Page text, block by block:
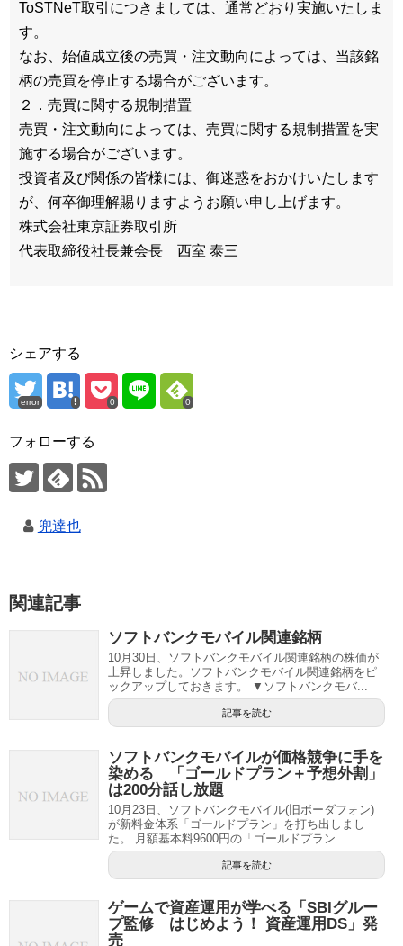
ToSTNeT取引につきましては、通常どおり実施いたしま
す。
なお、始値成立後の売買・注文動向によっては、当該銘
柄の売買を停止する場合がございます。
２．売買に関する規制措置
売買・注文動向によっては、売買に関する規制措置を実
施する場合がございます。
投資者及び関係の皆様には、御迷惑をおかけいたします
が、何卒御理解賜りますようお願い申し上げます。
株式会社東京証券取引所
代表取締役社長兼会長 西室 泰三
シェアする
error 0 0
フォローする
兜達也
関連記事
ソフトバンクモバイル関連銘柄
10月30日、ソフトバンクモバイル関連銘柄の株価が
上昇しました。ソフトバンクモバイル関連銘柄をピ
ックアップしておきます。 ▼ソフトバンクモバ...
記事を読む
ソフトバンクモバイルが価格競争に手を
染める 「ゴールドプラン＋予想外割」
は200分話し放題
10月23日、ソフトバンクモバイル(旧ボーダフォン)
が新料金体系「ゴールドプラン」を打ち出しまし
た。 月額基本料9600円の「ゴールドプラン...
記事を読む
ゲームで資産運用が学べる「SBIグルー
プ監修 はじめよう！ 資産運用DS」発
売